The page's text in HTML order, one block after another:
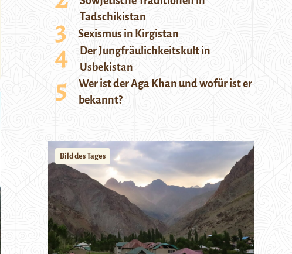
Tadschikistan
Sexismus in Kirgistan
Der Jungfräulichkeitskult in
Usbekistan
Wer ist der Aga Khan und wofür ist er
bekannt?
Bild des Tages